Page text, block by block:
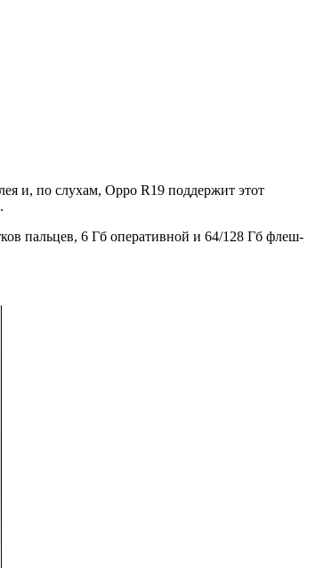
и, по слухам, Oppo R19 поддержит этот
пальцев, 6 Гб оперативной и 64/128 Гб флеш-